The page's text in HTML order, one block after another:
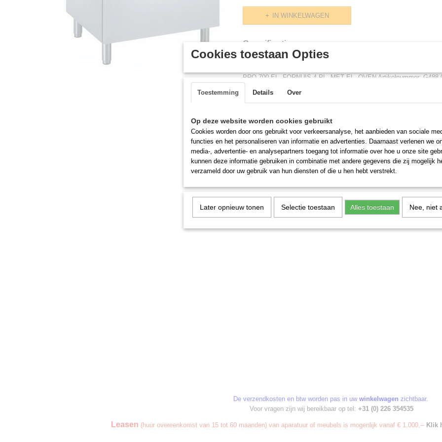
IN WINKELWAGEN
Specificaties
Productcode
PRO 700 EL. FORNUIS 4 PL. MET EL. OVEN Artikelnummer:
lijn omvat: fornuis, gas en elektrische kookplaten, friteuses,
uitvoeringen. Breedte (mm): 800 Diepte (mm): 700 Hoogte (mm):
Spanning (Volt): 400 El. vermogen(kW): 16,4 Model: Staand model
Kookpl.verm./ indeling(kW): 4 X 2,6 Temp.bereik(?C): 140 / 300
De verzendkosten en btw worden pas in uw winkelwagen zichtbaar.
Voor vragen zijn wij bereikbaar op tel: +31 (0) 226 354535
Leasen (huur overeenkomst van 15 tot 60 maanden) van aparatuur of meubels is mogenlijk vanaf € 1.000,-- Klik
Cookies toestaan Opties
Toestemming Details Over
Op deze website worden cookies gebruikt
Cookies worden door ons gebruikt voor verkeersanalyse, het aanbieden van sociale
functies en het personaliseren van informatie en advertenties. Daarnaast verlenen we
media-, advertentie- en analysepartners toegang tot informatie over hoe u onze site
kunnen deze informatie gebruiken in combinatie met andere gegevens die zij mogelijk
verzameld door uw gebruik van hun diensten of die u hen hebt verstrekt.
Later opnieuw tonen Selectie toestaan Alles toestaan Nee, niet